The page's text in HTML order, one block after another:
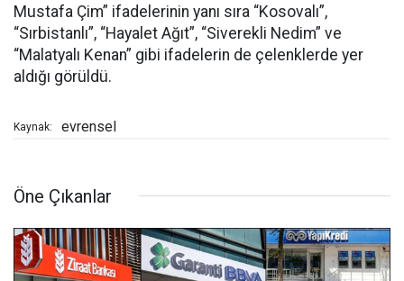
Mustafa Çim” ifadelerinin yanı sıra “Kosovalı”,
“Sırbistanlı”, “Hayalet Ağıt”, “Siverekli Nedim” ve
“Malatyalı Kenan” gibi ifadelerin de çelenklerde yer
aldığı görüldü.
Kaynak: evrensel
Öne Çıkanlar